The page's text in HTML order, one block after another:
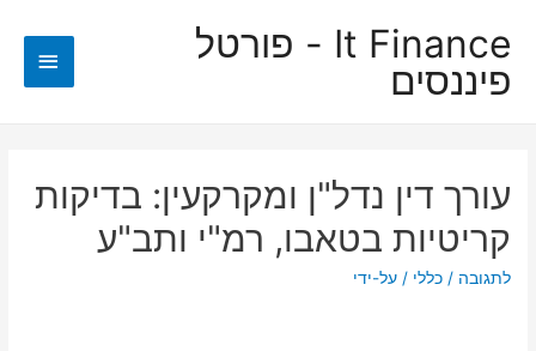
It Finance - פורטל
פיננסים
עורך דין נדל"ן ומקרקעין: בדיקות
קריטיות בטאבו, רמ"י ותב"ע
לתגובה /כללי / על-ידי